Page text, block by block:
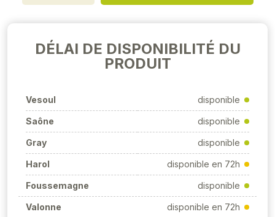
DÉLAI DE DISPONIBILITÉ DU
PRODUIT
Vesoul disponible
Saône disponible
Gray disponible
Harol disponible en 72h
Foussemagne disponible
Valonne disponible en 72h